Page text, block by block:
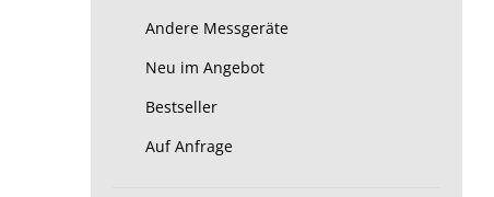
Andere Messgeräte
Neu im Angebot
Bestseller
Auf Anfrage